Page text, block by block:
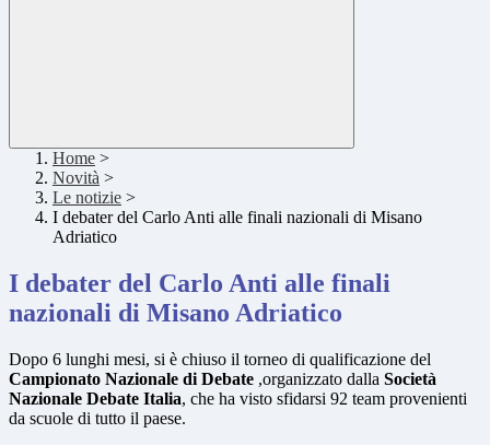
Home >
Novità >
Le notizie >
I debater del Carlo Anti alle finali nazionali di Misano
Adriatico
I debater del Carlo Anti alle finali
nazionali di Misano Adriatico
Dopo 6 lunghi mesi, si è chiuso il torneo di qualificazione del
Campionato Nazionale di Debate ,organizzato dalla Società
Nazionale Debate Italia, che ha visto sfidarsi 92 team provenienti
da scuole di tutto il paese.